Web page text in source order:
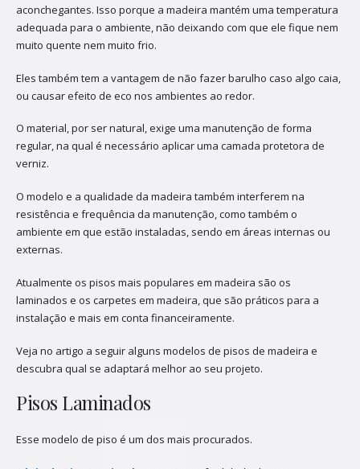
aconchegantes. Isso porque a madeira mantém uma temperatura
adequada para o ambiente, não deixando com que ele fique nem
muito quente nem muito frio.
Eles também tem a vantagem de não fazer barulho caso algo caia,
ou causar efeito de eco nos ambientes ao redor.
O material, por ser natural, exige uma manutenção de forma
regular, na qual é necessário aplicar uma camada protetora de
verniz.
O modelo e a qualidade da madeira também interferem na
resistência e frequência da manutenção, como também o
ambiente em que estão instaladas, sendo em áreas internas ou
externas.
Atualmente os pisos mais populares em madeira são os
laminados e os carpetes em madeira, que são práticos para a
instalação e mais em conta financeiramente.
Veja no artigo a seguir alguns modelos de pisos de madeira e
descubra qual se adaptará melhor ao seu projeto.
Pisos Laminados
Esse modelo de piso é um dos mais procurados.